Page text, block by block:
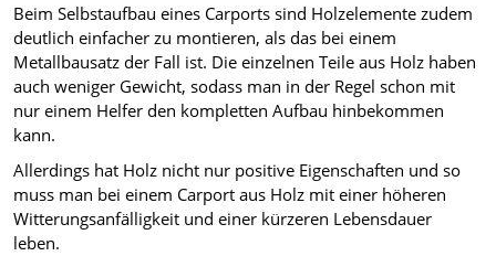
Beim Selbstaufbau eines Carports sind Holzelemente zudem
deutlich einfacher zu montieren, als das bei einem
Metallbausatz der Fall ist. Die einzelnen Teile aus Holz haben
auch weniger Gewicht, sodass man in der Regel schon mit
nur einem Helfer den kompletten Aufbau hinbekommen
kann.
Allerdings hat Holz nicht nur positive Eigenschaften und so
muss man bei einem Carport aus Holz mit einer höheren
Witterungsanfälligkeit und einer kürzeren Lebensdauer
leben.